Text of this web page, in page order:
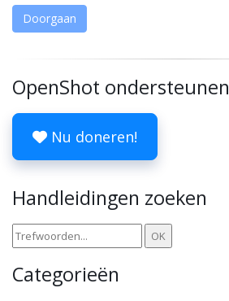
Doorgaan
OpenShot ondersteunen
Nu doneren!
Handleidingen zoeken
Categorieën